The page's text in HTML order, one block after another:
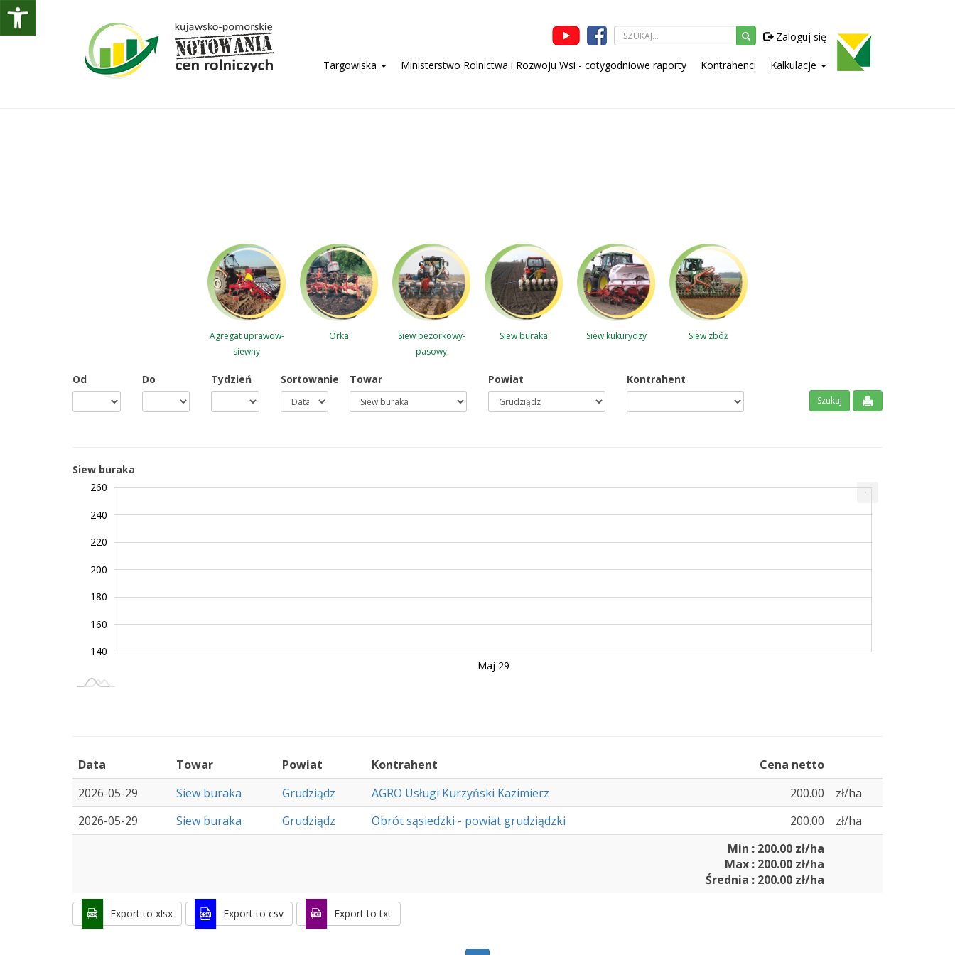
Zaloguj się
Targowiska Ministerstwo Rolnictwa i Rozwoju Wsi - cotygodniowe raporty Kontrahenci Kalkulacje
Agregat uprawow-
siewny
Orka
Siew bezorkowy-
pasowy
Siew buraka Siew kukurydzy Siew zbóż
Od Do Tydzień Sortowanie Towar Powiat Kontrahent
Siew buraka
140
140
160
180
200
220
240
260
Maj 29
...
Export to xlsx Export to csv Export to txt
Data Towar Powiat Kontrahent
Cena netto
2026-05-29
Siew buraka Grudziądz AGRO Usługi Kurzyński Kazimierz 200.00
zł/ha
2026-05-29
Siew buraka Grudziądz Obrót sąsiedzki - powiat grudziądzki 200.00
zł/ha
Min : 200.00 zł/ha
Max : 200.00 zł/ha
Średnia : 200.00 zł/ha